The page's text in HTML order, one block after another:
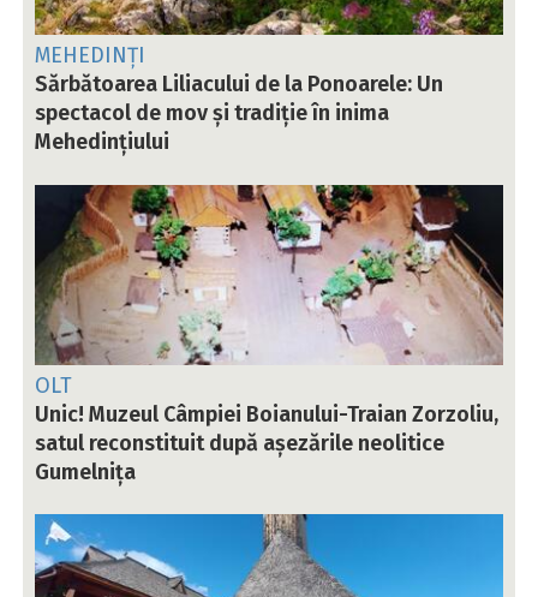
MEHEDINȚI
Sărbătoarea Liliacului de la Ponoarele: Un
spectacol de mov și tradiție în inima
Mehedințiului
OLT
Unic! Muzeul Câmpiei Boianului-Traian Zorzoliu,
satul reconstituit după așezările neolitice
Gumelnița